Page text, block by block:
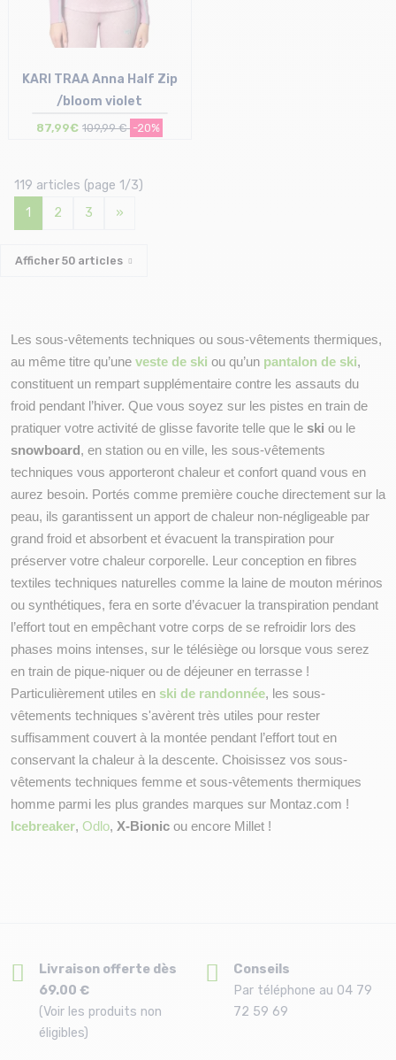
XS | S | M
KARI TRAA Anna Half Zip
/bloom violet
87,99€ 109,99 € -20%
119 articles (page 1/3)
1
2 3 »
Afficher50 articles
Les sous-vêtements techniques ou sous-vêtements thermiques,
au même titre qu’une veste de ski ou qu’un pantalon de ski,
constituent un rempart supplémentaire contre les assauts du
froid pendant l’hiver. Que vous soyez sur les pistes en train de
pratiquer votre activité de glisse favorite telle que le ski
snowboard , en station ou en ville, les sous-vêtements
techniques vous apporteront chaleur et confort quand vous en
aurez besoin. Portés comme première couche directement sur la
peau, ils garantissent un apport de chaleur non-négligeable par
grand froid et absorbent et évacuent la transpiration pour
préserver votre chaleur corporelle. Leur conception en fibres
textiles techniques naturelles comme la laine de mouton mérinos
ou synthétiques, fera en sorte d’évacuer la transpiration pendant
l’effort tout en empêchant votre corps de se refroidir lors des
phases moins intenses, sur le télésiège ou lorsque vous serez
en train de pique-niquer ou de déjeuner en terrasse !
Particulièrement utiles en ski de randonnée, les sous-
vêtements techniques s'avèrent très utiles pour rester
suffisamment couvert à la montée pendant l’effort tout en
conservant la chaleur à la descente. Choisissez vos sous-
vêtements techniques femme et sous-vêtements thermiques
Icebreaker, Odlo, X-Bionic ou encore Millet !
Livraison offerte dès
69.00 €
(Voir les produits non
éligibles)
Conseils
Par téléphone au 04 79
72 59 69